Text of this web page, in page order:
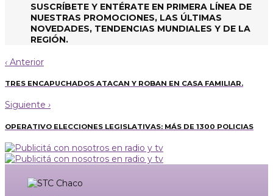
SUSCRÍBETE Y ENTÉRATE EN PRIMERA LÍNEA DE
NUESTRAS PROMOCIONES, LAS ÚLTIMAS
NOVEDADES, TENDENCIAS MUNDIALES Y DE LA
REGIÓN.
‹ Anterior
TRES ENCAPUCHADOS ATACAN Y ROBAN EN CASA FAMILIAR.
Siguiente ›
OPERATIVO ELECCIONES LEGISLATIVAS: MÁS DE 1300 POLICIAS